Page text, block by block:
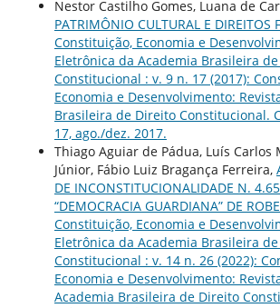
Nestor Castilho Gomes, Luana de
PATRIMÔNIO CULTURAL E DIREITOS
Constituição, Economia e
Eletrônica da Academia Brasileira
Constitucional : v. 9 n. 17 (2017):
Economia e Desenvolvimento:
Brasileira de Direito Constitucional.
17, ago./dez. 2017.
Thiago Aguiar de Pádua, Luís Carlos
Júnior, Fábio Luiz Bragança Ferreira,
DE INCONSTITUCIONALIDADE N.
“DEMOCRACIA GUARDIANA” DE
Constituição, Economia e
Eletrônica da Academia Brasileira
Constitucional : v. 14 n. 26 (2022):
Economia e Desenvolvimento:
Academia Brasileira de Direito